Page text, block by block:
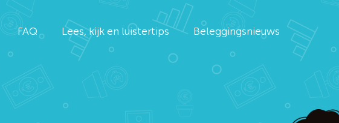
FAQ Lees, kijk en luistertips Beleggingsnieuws